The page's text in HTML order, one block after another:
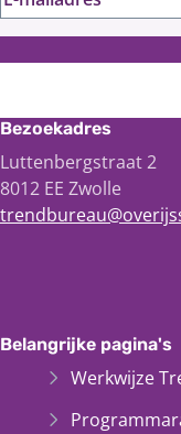
Bezoekadres
Luttenbergstraat 2
8012 EE Zwolle
Belangrijke pagina's
Werkwijze